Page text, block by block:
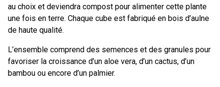
au choix et deviendra compost pour alimenter cette plante
une fois en terre. Chaque cube est fabriqué en bois d’aulne
de haute qualité.
L’ensemble comprend des semences et des granules pour
favoriser la croissance d’un aloe vera, d’un cactus, d’un
bambou ou encore d’un palmier.